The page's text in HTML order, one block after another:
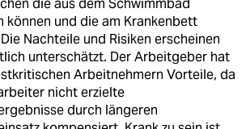
die aus dem Schwimmbad
können und die am Krankenbett
Nachteile und Risiken erscheinen
unterschätzt. Der Arbeitgeber hat
Arbeitnehmern Vorteile, da
nicht erzielte
durch längeren